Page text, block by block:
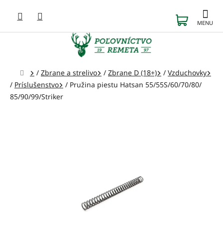
obsah
KOŠÍK
Domov
/ Zbrane a strelivo / Zbrane D (18+) / Vzduchovky
/ Príslušenstvo / Pružina piestu Hatsan 55/55S/60/70/80/
85/90/99/Striker